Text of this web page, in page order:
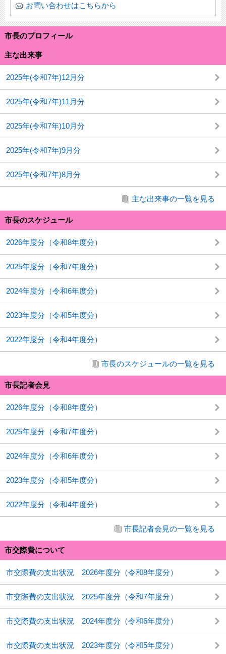
市長のプロフィール
主な出来事
2025年(令和7年)12月分
2025年(令和7年)11月分
2025年(令和7年)10月分
2025年(令和7年)9月分
2025年(令和7年)8月分
主な出来事の一覧を見る
市長のスケジュール
2026年度分（令和8年度分）
2025年度分（令和7年度分）
2024年度分（令和6年度分）
2023年度分（令和5年度分）
2022年度分（令和4年度分）
市長のスケジュールの一覧を見る
市長記者会見
2026年度分（令和8年度分）
2025年度分（令和7年度分）
2024年度分（令和6年度分）
2023年度分（令和5年度分）
2022年度分（令和4年度分）
市長記者会見の一覧を見る
市交際費について
市交際費の支出状況 2026年度分（令和8年度分）
市交際費の支出状況 2025年度分（令和7年度分）
市交際費の支出状況 2024年度分（令和6年度分）
市交際費の支出状況 2023年度分（令和5年度分）
お問い合わせはこちらから